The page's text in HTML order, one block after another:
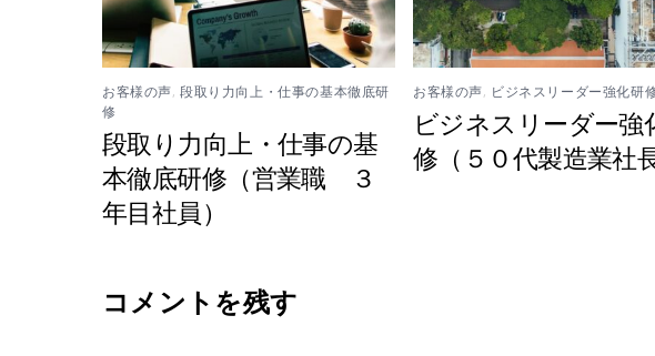
お客様の声,段取り力向上・仕事の基本徹底研
修
段取り力向上・仕事の基
本徹底研修（営業職 ３
年目社員）
お客様の声, ビジネスリーダー強化研
ビジネスリーダー強
修（５０代製造業社長
コメントを残す